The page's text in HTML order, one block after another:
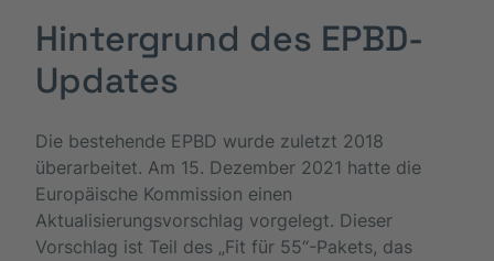
Hintergrund des EPBD-
Updates
Die bestehende EPBD wurde zuletzt 2018
überarbeitet. Am 15. Dezember 2021 hatte die
Europäische Kommission einen
Aktualisierungsvorschlag vorgelegt. Dieser
Vorschlag ist Teil des „Fit für 55“-Pakets, das